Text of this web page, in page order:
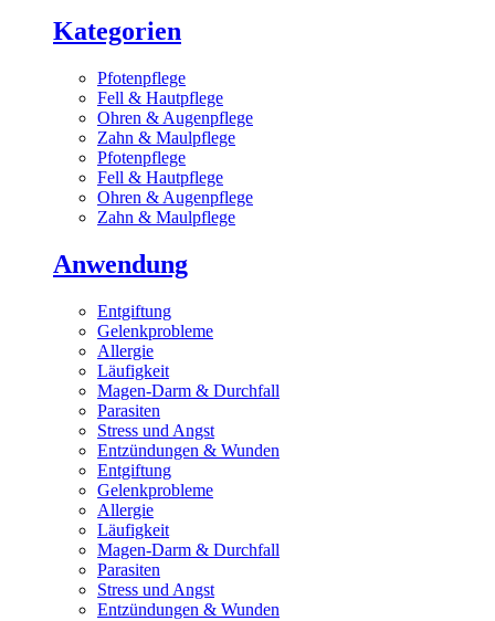
Kategorien
Pfotenpflege
Fell & Hautpflege
Ohren & Augenpflege
Zahn & Maulpflege
Pfotenpflege
Fell & Hautpflege
Ohren & Augenpflege
Zahn & Maulpflege
Anwendung
Entgiftung
Gelenkprobleme
Allergie
Läufigkeit
Magen-Darm & Durchfall
Parasiten
Stress und Angst
Entzündungen & Wunden
Entgiftung
Gelenkprobleme
Allergie
Läufigkeit
Magen-Darm & Durchfall
Parasiten
Stress und Angst
Entzündungen & Wunden